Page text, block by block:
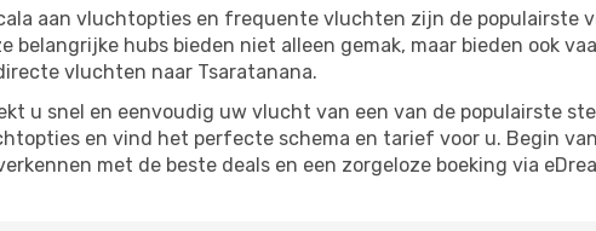
aan vluchtopties en frequente vluchten zijn de populairste
belangrijke hubs bieden niet alleen gemak, maar bieden ook
vluchten naar Tsaratanana.
u snel en eenvoudig uw vlucht van een van de populairste
en vind het perfecte schema en tarief voor u. Begin
met de beste deals en een zorgeloze boeking via